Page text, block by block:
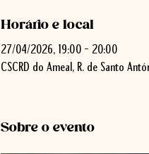
Horário e local
27/04/2026, 19:00 – 20:00
CSCRD do Ameal, R. de Santo
Sobre o evento